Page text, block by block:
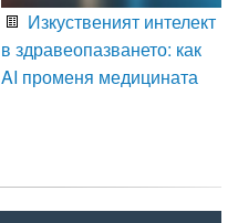
Изкуственият интелект
в здравеопазването: как
AI променя медицината